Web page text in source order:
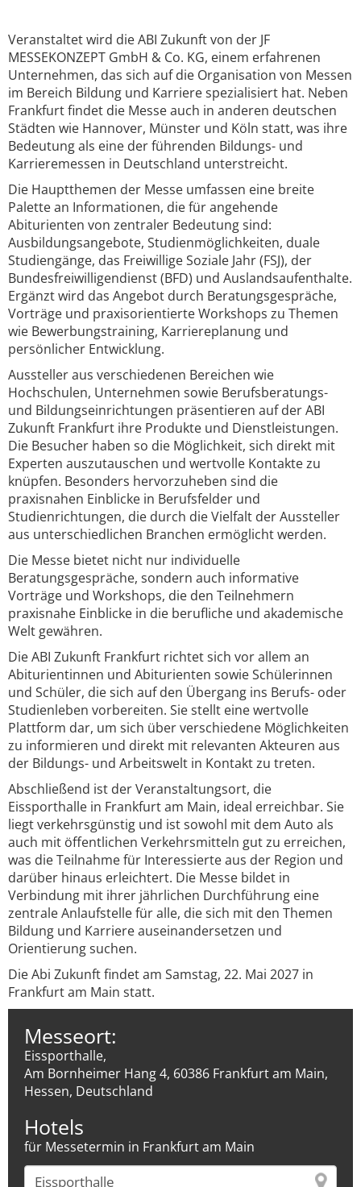
Veranstaltet wird die ABI Zukunft von der JF
MESSEKONZEPT GmbH & Co. KG, einem erfahrenen
Unternehmen, das sich auf die Organisation von Messen
im Bereich Bildung und Karriere spezialisiert hat. Neben
Frankfurt findet die Messe auch in anderen deutschen
Städten wie Hannover, Münster und Köln statt, was ihre
Bedeutung als eine der führenden Bildungs- und
Karrieremessen in Deutschland unterstreicht.
Die Hauptthemen der Messe umfassen eine breite
Palette an Informationen, die für angehende
Abiturienten von zentraler Bedeutung sind:
Ausbildungsangebote, Studienmöglichkeiten, duale
Studiengänge, das Freiwillige Soziale Jahr (FSJ), der
Bundesfreiwilligendienst (BFD) und Auslandsaufenthalte.
Ergänzt wird das Angebot durch Beratungsgespräche,
Vorträge und praxisorientierte Workshops zu Themen
wie Bewerbungstraining, Karriereplanung und
persönlicher Entwicklung.
Aussteller aus verschiedenen Bereichen wie
Hochschulen, Unternehmen sowie Berufsberatungs-
und Bildungseinrichtungen präsentieren auf der ABI
Zukunft Frankfurt ihre Produkte und Dienstleistungen.
Die Besucher haben so die Möglichkeit, sich direkt mit
Experten auszutauschen und wertvolle Kontakte zu
knüpfen. Besonders hervorzuheben sind die
praxisnahen Einblicke in Berufsfelder und
Studienrichtungen, die durch die Vielfalt der Aussteller
aus unterschiedlichen Branchen ermöglicht werden.
Die Messe bietet nicht nur individuelle
Beratungsgespräche, sondern auch informative
Vorträge und Workshops, die den Teilnehmern
praxisnahe Einblicke in die berufliche und akademische
Welt gewähren.
Die ABI Zukunft Frankfurt richtet sich vor allem an
Abiturientinnen und Abiturienten sowie Schülerinnen
und Schüler, die sich auf den Übergang ins Berufs- oder
Studienleben vorbereiten. Sie stellt eine wertvolle
Plattform dar, um sich über verschiedene Möglichkeiten
zu informieren und direkt mit relevanten Akteuren aus
der Bildungs- und Arbeitswelt in Kontakt zu treten.
Abschließend ist der Veranstaltungsort, die
Eissporthalle in Frankfurt am Main, ideal erreichbar. Sie
liegt verkehrsgünstig und ist sowohl mit dem Auto als
auch mit öffentlichen Verkehrsmitteln gut zu erreichen,
was die Teilnahme für Interessierte aus der Region und
darüber hinaus erleichtert. Die Messe bildet in
Verbindung mit ihrer jährlichen Durchführung eine
zentrale Anlaufstelle für alle, die sich mit den Themen
Bildung und Karriere auseinandersetzen und
Orientierung suchen.
Die Abi Zukunft findet am Samstag, 22. Mai 2027 in
Frankfurt am Main statt.
Messeort:
Eissporthalle,
Am Bornheimer Hang 4, 60386 Frankfurt am Main,
Hessen, Deutschland
Hotels
für Messetermin in Frankfurt am Main